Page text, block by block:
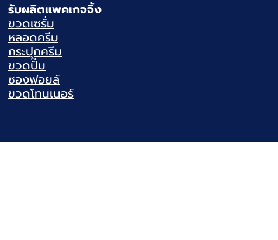
รับผลิตแพคเกจจิ้ง
ขวดเซรั่ม
หลอดครีม
กระปุกครีม
ขวดปั๊ม
ซองฟอยล์
ขวดโทนเนอร์